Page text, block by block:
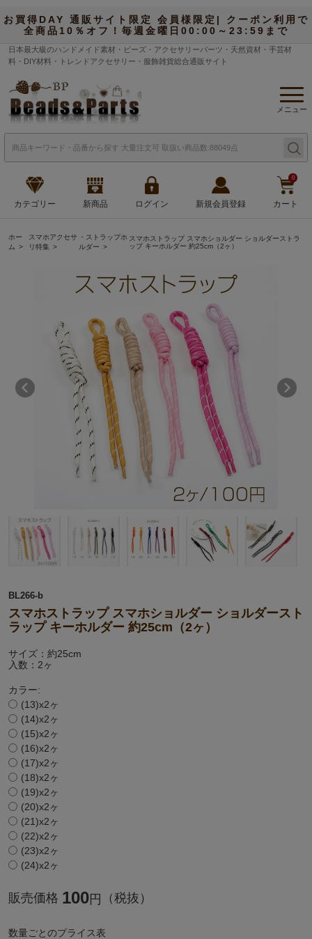
お買得DAY 通販サイト限定 会員様限定| クーポン利用で
全商品10％オフ！毎週金曜日00:00～23:59まで
日本最大級のハンドメイド素材・ビーズ・アクセサリーパーツ・天然資材・手芸材
料・DIY材料・トレンドアクセサリー・服飾雑貨総合通販サイト
メニュー
カテゴリー 新商品 ログイン 新規会員登録
0
カート
ホー
ム
スマホアクセサ
リ特集
・ストラップホ
ルダー
スマホストラップ スマホショルダー ショルダーストラ
ップ キーホルダー 約25cm（2ヶ）
BL266-b
スマホストラップ スマホショルダー ショルダースト
ラップ キーホルダー 約25cm（2ヶ）
サイズ：約25cm
入数：2ヶ
カラー:
(13)x2ヶ
(14)x2ヶ
(15)x2ヶ
(16)x2ヶ
(17)x2ヶ
(18)x2ヶ
(19)x2ヶ
(20)x2ヶ
(21)x2ヶ
(22)x2ヶ
(23)x2ヶ
(24)x2ヶ
販売価格 100円 （税抜）
数量ごとのプライス表